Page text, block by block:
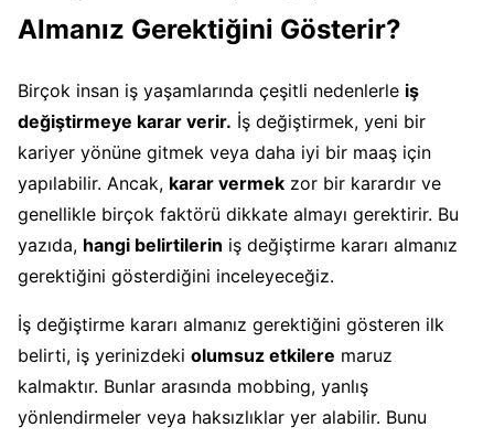
Almanız Gerektiğini Gösterir?
Birçok insan iş yaşamlarında çeşitli nedenlerle iş
değiştirmeye karar verir. İş değiştirmek, yeni bir
kariyer yönüne gitmek veya daha iyi bir maaş için
yapılabilir. Ancak, karar vermek zor bir karardır ve
genellikle birçok faktörü dikkate almayı gerektirir. Bu
yazıda, hangi belirtilerin iş değiştirme kararı almanız
gerektiğini gösterdiğini inceleyeceğiz.
İş değiştirme kararı almanız gerektiğini gösteren ilk
belirti, iş yerinizdeki olumsuz etkilere maruz
kalmaktır. Bunlar arasında mobbing, yanlış
yönlendirmeler veya haksızlıklar yer alabilir. Bunu